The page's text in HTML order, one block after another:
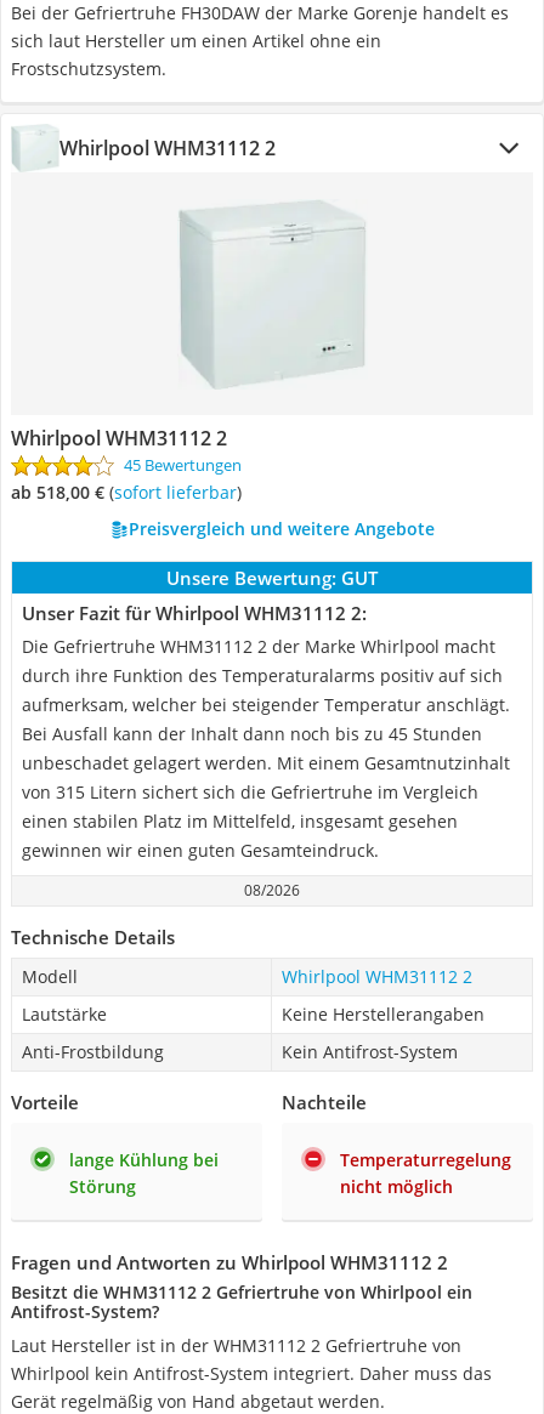
Bei der Gefriertruhe FH30DAW der Marke Gorenje handelt es
sich laut Hersteller um einen Artikel ohne ein
Frostschutzsystem.
Whirlpool WHM31112 2
Whirlpool WHM31112 2
45 Bewertungen
ab 518,00 € ( Sofort lieferbar)
Preisvergleich und weitere Angebote
Unsere Bewertung: GUT
Unser Fazit für Whirlpool WHM31112 2:
Die Gefriertruhe WHM31112 2 der Marke Whirlpool macht
durch ihre Funktion des Temperaturalarms positiv auf sich
aufmerksam, welcher bei steigender Temperatur anschlägt.
Bei Ausfall kann der Inhalt dann noch bis zu 45 Stunden
unbeschadet gelagert werden. Mit einem Gesamtnutzinhalt
von 315 Litern sichert sich die Gefriertruhe im Vergleich
einen stabilen Platz im Mittelfeld, insgesamt gesehen
gewinnen wir einen guten Gesamteindruck.
08/2026
Technische Details
Modell
Whirlpool WHM31112 2
Lautstärke
Keine Herstellerangaben
Anti-Frostbildung
Kein Antifrost-System
Vorteile
lange Kühlung bei
Störung
Nachteile
Temperaturregelung
nicht möglich
Fragen und Antworten zu Whirlpool WHM31112 2
Besitzt die WHM31112 2 Gefriertruhe von Whirlpool ein
Antifrost-System?
Laut Hersteller ist in der WHM31112 2 Gefriertruhe von
Whirlpool kein Antifrost-System integriert. Daher muss das
Gerät regelmäßig von Hand abgetaut werden.